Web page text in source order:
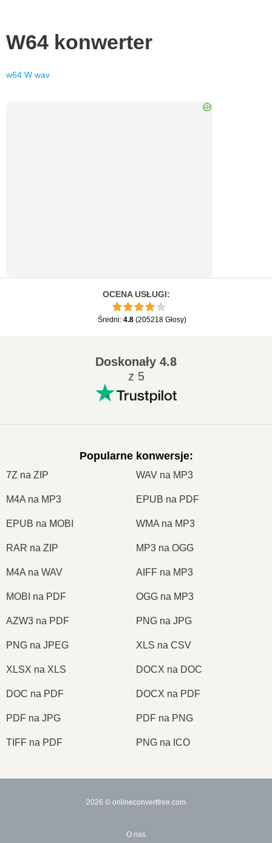
W64 konwerter
w64 W wav
OCENA USŁUGI:
Średni: 4.8 (205218 Głosy)
Doskonały 4.8
z 5
Popularne konwersje:
7Z na ZIP WAV na MP3
M4A na MP3 EPUB na PDF
EPUB na MOBI WMA na MP3
RAR na ZIP MP3 na OGG
M4A na WAV AIFF na MP3
MOBI na PDF OGG na MP3
AZW3 na PDF PNG na JPG
PNG na JPEG XLS na CSV
XLSX na XLS DOCX na DOC
DOC na PDF DOCX na PDF
PDF na JPG PDF na PNG
TIFF na PDF PNG na ICO
2026 © onlineconvertfree.com
O nas